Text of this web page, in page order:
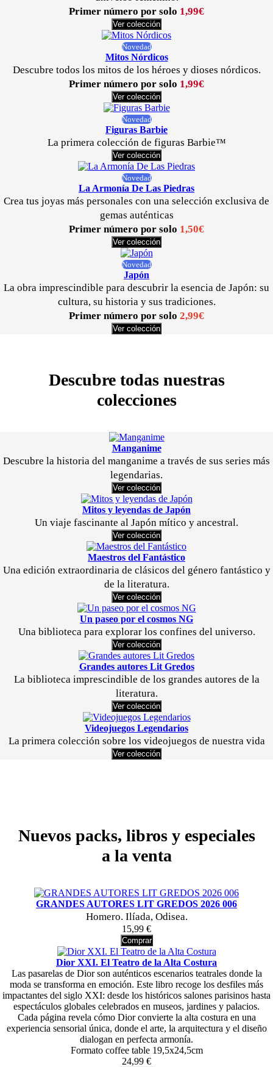
Primer número por solo 1,99€
Ver colección
Novedad
Mitos Nórdicos
Descubre todos los mitos de los héroes y dioses nórdicos.
Primer número por solo 1,99€
Ver colección
Novedad
Figuras Barbie
La primera colección de figuras Barbie™
Ver colección
Novedad
La Armonía De Las Piedras
Crea tus joyas más personales con una selección exclusiva de
gemas auténticas
Primer número por solo 1,50€
Ver colección
Novedad
Japón
La obra imprescindible para descubrir la esencia de Japón: su
cultura, su historia y sus tradiciones.
Primer número por solo 2,99€
Ver colección
Descubre todas nuestras
colecciones
Manganime
Descubre la historia del manganime a través de sus series más
legendarias.
Ver colección
Mitos y leyendas de Japón
Un viaje fascinante al Japón mítico y ancestral.
Ver colección
Maestros del Fantástico
Una edición extraordinaria de clásicos del género fantástico y
de la literatura.
Ver colección
Un paseo por el cosmos NG
Una biblioteca para explorar los confines del universo.
Ver colección
Grandes autores Lit Gredos
La biblioteca imprescindible de los grandes autores de la
literatura.
Ver colección
Videojuegos Legendarios
La primera colección sobre los videojuegos de nuestra vida
Ver colección
Nuevos packs, libros y especiales
a la venta
GRANDES AUTORES LIT GREDOS 2026 006
Homero. Ilíada, Odisea.
15,99 €
Comprar
Dior XXI. El Teatro de la Alta Costura
Las pasarelas de Dior son auténticos escenarios teatrales donde la
moda se transforma en emoción. Este libro recoge los desfiles más
impactantes del siglo XXI: desde los históricos salones parisinos hasta
espectáculos globales celebrados en museos, jardines y palacios.
Cada página revela cómo Dior convierte la alta costura en una
experiencia sensorial única, donde el arte, la arquitectura y el diseño
dialogan en perfecta armonía.
Formato coffee table 19,5x24,5cm
24,99 €